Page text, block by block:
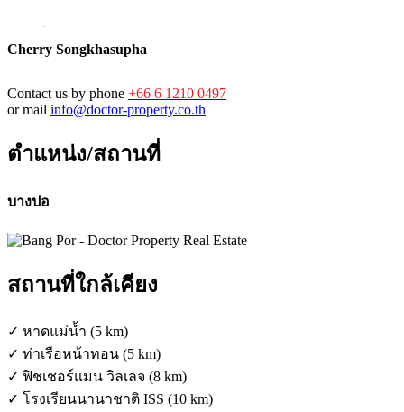
Cherry Songkhasupha
Contact us by phone +66 6 1210 0497
or mail info@doctor-property.co.th
ตำแหน่ง/สถานที่
บางปอ
สถานที่ใกล้เคียง
✓ หาดแม่น้ำ (5 km)
✓ ท่าเรือหน้าทอน (5 km)
✓ ฟิชเชอร์แมน วิลเลจ (8 km)
✓ โรงเรียนนานาชาติ ISS (10 km)